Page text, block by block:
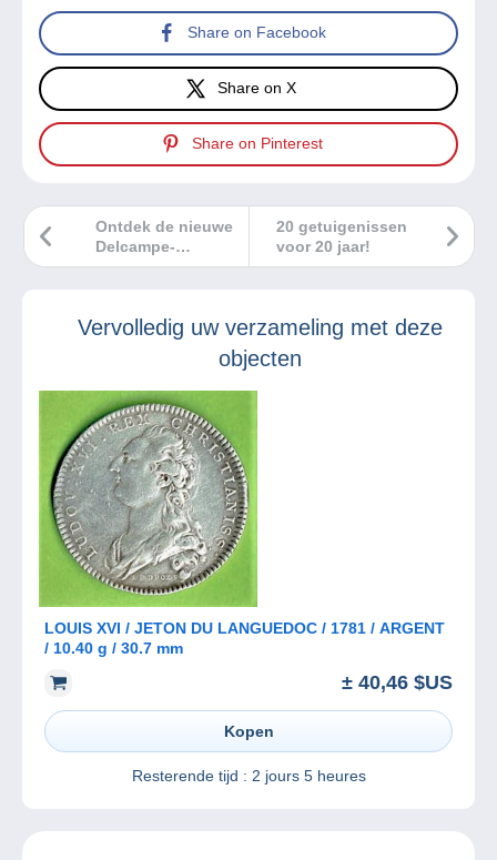
Share on Facebook
Share on X
Share on Pinterest
20 getuigenissen
voor 20 jaar!
Ontdek de nieuwe
Delcampe-
zoekbalk!
Vervolledig uw verzameling met deze
objecten
LOUIS XVI / JETON DU LANGUEDOC / 1781 / ARGENT
/ 10.40 g / 30.7 mm
± 40,46 $US
Kopen
Resterende tijd : 2 jours 5 heures